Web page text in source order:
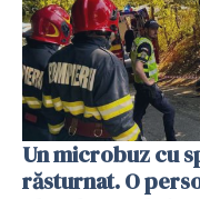
Un microbuz cu
răsturnat. O